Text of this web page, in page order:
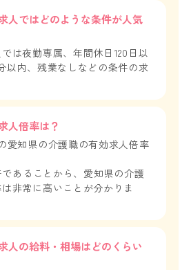
人ではどのような条件が人気
は夜勤専属、年間休日120日以
以内、残業なしなどの条件の求
人倍率は？
愛知県の介護職の有効求人倍率
あることから、愛知県の介護
非常に高いことが分かりま
人の給料・相場はどのくらい